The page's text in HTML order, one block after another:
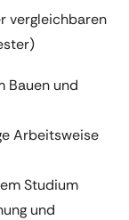
vergleichbaren
Bauen und
Arbeitsweise
Studium
und